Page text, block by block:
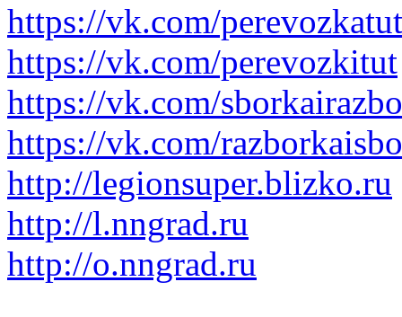
https://vk.com/perevozkatut
https://vk.com/perevozkitut
https://vk.com/
https://vk.com/
http://legionsuper.blizko.ru
http://l.nngrad.ru
http://o.nngrad.ru